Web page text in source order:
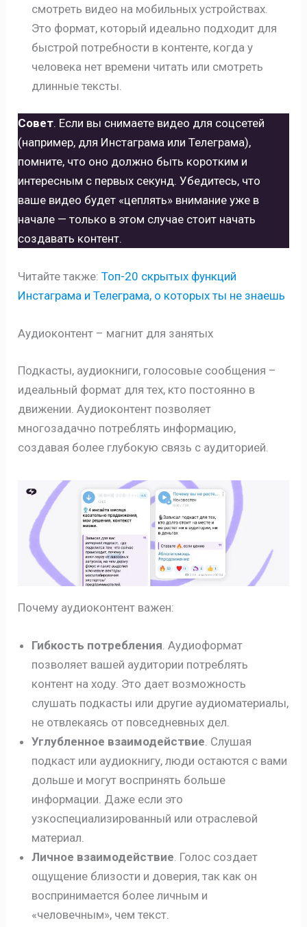
смотреть видео на мобильных устройствах.
Это формат, который идеально подходит для
быстрой потребности в контенте, когда у
человека нет времени читать или смотреть
длинные тексты.
Совет. Если вы снимаете видео для соцсетей
(например, для Инстаграма или Телеграма),
помните, что оно должно быть коротким и
интересным с первых секунд. Убедитесь, что
ваше видео будет «цеплять» внимание уже в
начале — только в этом случае стоит начать
создавать контент.
Читайте также:Топ-20 скрытых функций
Инстаграма и Телеграма, о которых ты не знаешь
Аудиоконтент – магнит для занятых
Подкасты, аудиокниги, голосовые сообщения –
идеальный формат для тех, кто постоянно в
движении. Аудиоконтент позволяет
многозадачно потреблять информацию,
создавая более глубокую связь с аудиторией.
Почему аудиоконтент важен:
Гибкость потребления. Аудиоформат
позволяет вашей аудитории потреблять
контент на ходу. Это дает возможность
слушать подкасты или другие аудиоматериалы,
не отвлекаясь от повседневных дел.
Углубленное взаимодействие. Слушая
подкаст или аудиокнигу, люди остаются с вами
дольше и могут воспринять больше
информации. Даже если это
узкоспециализированный или отраслевой
материал.
Личное взаимодействие. Голос создает
ощущение близости и доверия, так как он
воспринимается более личным и
«человечным», чем текст.